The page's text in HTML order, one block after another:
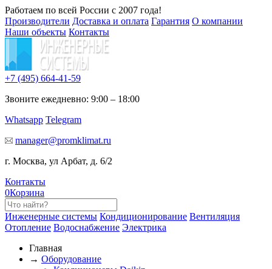
Работаем по всей России с 2007 года!
Производители Доставка и оплата Гарантия О компании
Наши объекты Контакты
+7 (495) 664-41-59
Звоните ежедневно: 9:00 – 18:00
Whatsapp Telegram
manager@promklimat.ru
г. Москва, ул Арбат, д. 6/2
Контакты
0Корзина
Инженерные системы Кондиционирование Вентиляция
Отопление Водоснабжение Электрика
Главная
→ Оборудование